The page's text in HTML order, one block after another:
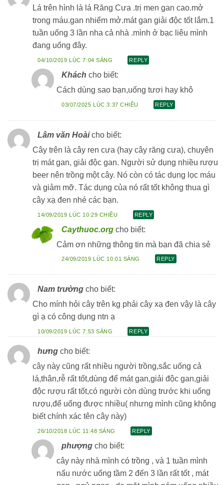
Lá trên hình là lá Răng Cưa .trị men gan cao.mở
trong máu.gan nhiểm mở.mát gan giải độc tốt lắm.1
tuần uống 3 lần nha cả nhà .mình ở bạc liêu mình
đang uống đây.
04/10/2019 LÚC 7:04 SÁNG REPLY
Khách cho biết:
Cách dùng sao bạn,uống tươi hay khô
03/07/2025 LÚC 3:37 CHIỀU REPLY
Lâm văn Hoài cho biết:
Cây trên là cây ren cưa (hay cây răng cưa), chuyên
trị mát gan, giải độc gan. Người sử dụng nhiều rượu
beer nên trồng một cây. Nó còn có tác dụng lọc máu
và giảm mỡ. Tác dụng của nó rất tốt không thua gì
cây xạ đen nhé các bạn.
14/09/2019 LÚC 10:29 CHIỀU REPLY
Caythuoc.org cho biết:
Cảm ơn những thông tin mà bạn đã chia sẻ
24/09/2019 LÚC 10:01 SÁNG REPLY
Nam trường cho biết:
Cho mính hỏi cây trên kg phải cây xạ đen vậy là cây
gì ạ có công dụng ntn ạ
10/09/2019 LÚC 7:53 SÁNG REPLY
hưng cho biết:
cây này cũng rất nhiều người trồng,sắc uống cả
lá,thân,rễ rất tốt,dùng để mát gan,giải độc gan,giải
độc rượu rất tốt,có người còn dùng trước khi uống
rượu,để uống được nhiều( nhưng mình cũng không
biết chính xác tên cây này)
26/10/2018 LÚC 11:48 SÁNG REPLY
phượng cho biết:
cây này nhà mình có trồng , và 1 tuần mình
nấu nước uống tầm 2 đến 3 lần rất tốt , mát